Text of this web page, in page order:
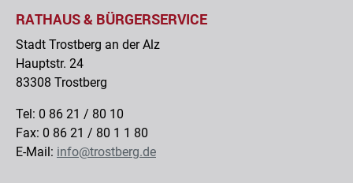
RATHAUS & BÜRGERSERVICE
Stadt Trostberg an der Alz
Hauptstr. 24
83308 Trostberg
Tel: 0 86 21 / 80 10
Fax: 0 86 21 / 80 1 1 80
E-Mail: info@trostberg.de